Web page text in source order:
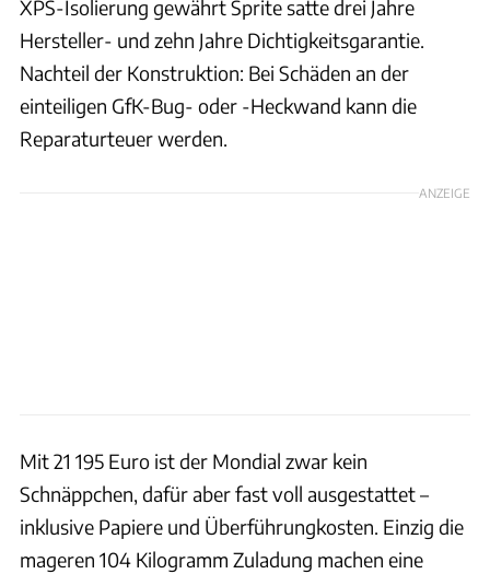
XPS-Isolierung gewährt Sprite satte drei Jahre
Hersteller- und zehn Jahre Dichtigkeitsgarantie.
Nachteil der Konstruktion: Bei Schäden an der
einteiligen GfK-Bug- oder -Heckwand kann die
Reparaturteuer werden.
ANZEIGE
Mit 21 195 Euro ist der Mondial zwar kein
Schnäppchen, dafür aber fast voll ausgestattet –
inklusive Papiere und Überführungkosten. Einzig die
mageren 104 Kilogramm Zuladung machen eine